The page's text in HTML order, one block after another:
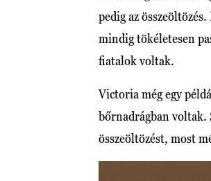
pedig az
mindig tökéletesen
fiatalok voltak.
Victoria még egy
bőrnadrágban voltak.
összeöltözést, most